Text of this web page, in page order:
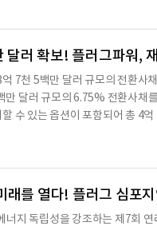
, 향후 스택 공급과 관련된 협력
가 시간을 제공하고, 투표 과정
.주주총회의 목적은 변경되지
수 있는 권리가 있다.회사는 새
은 최종 위임장 성명서와 관련
포함할 것이다.서명 1934년 증
록 하였다.날짜: 2025년 12월
용하여 요약한 내용으로 수치
러 확보! 플러그파워,
7천 5백만 달러 규모의 전환사
달러 규모의 6.75% 전환사채
수 있는 옵션이 포함되어 총 4
금리 부채를 전액 상환하고,
정이다.이러한 조치는 이자 비
년 만기 전환사채를 재구매하
해 플러그파워는 자금 조달 비
"이번 자금 조달은 플러그파워
를 열다! 플러그 심포
지 독립성을 강조하는 제7회